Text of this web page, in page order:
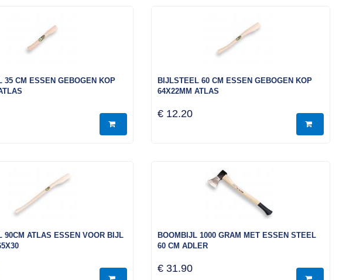
35 CM ESSEN GEBOGEN KOP
BIJLSTEEL 60 CM ESSEN GEBOGEN KOP
64X22MM ATLAS
€ 12.20
90CM ATLAS ESSEN VOOR BIJL
BOOMBIJL 1000 GRAM MET ESSEN STEEL
60 CM ADLER
€ 31.90